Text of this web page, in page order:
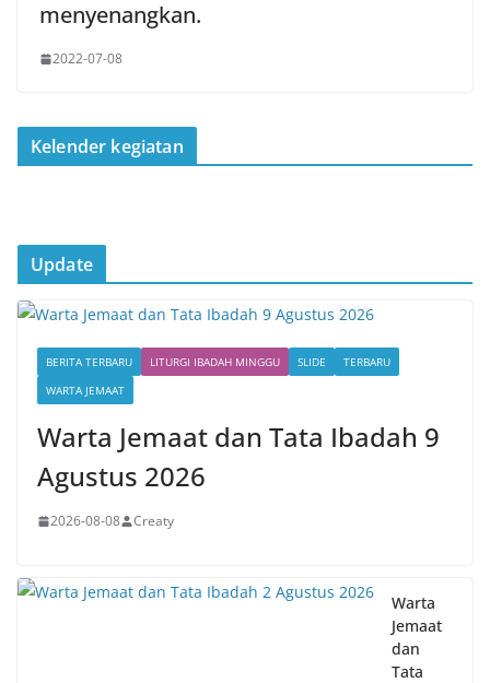
menyenangkan.
2022-07-08
Kelender kegiatan
Update
BERITA TERBARU LITURGI IBADAH MINGGU SLIDE
TERBARU
WARTA JEMAAT
Warta Jemaat dan Tata Ibadah 9
Agustus 2026
2026-08-08 Creaty
Warta
Jemaat
dan
Tata